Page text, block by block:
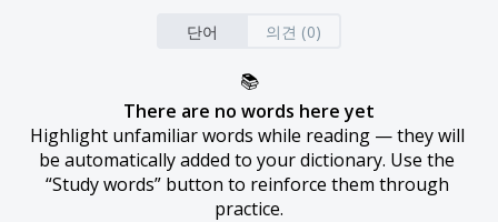
단어 의견 (0)
📚
There are no words here yet
Highlight unfamiliar words while reading — they will
be automatically added to your dictionary. Use the
“Study words” button to reinforce them through
practice.